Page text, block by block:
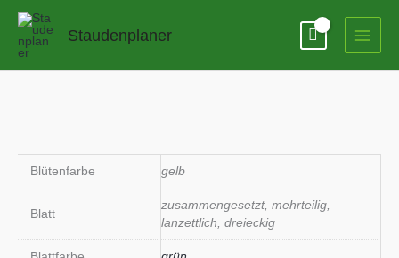
Zum
springen
Staudenplaner
Blütenfarbe gelb
Blatt
zusammengesetzt, mehrteilig,
lanzettlich, dreieckig